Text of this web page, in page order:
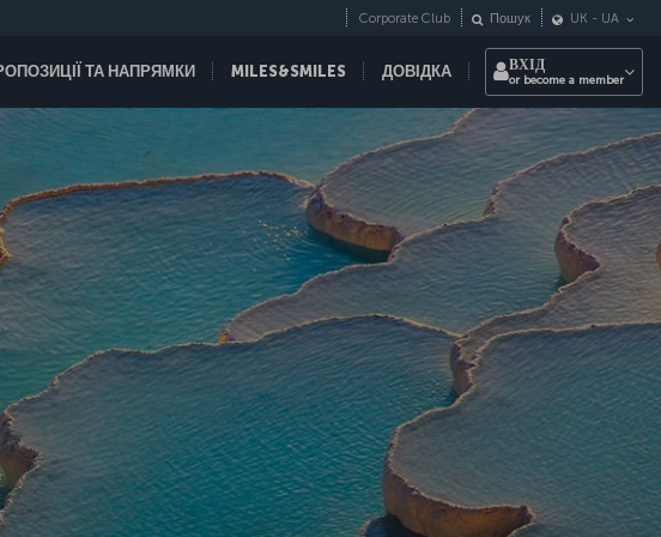
ТА НАПРЯМКИ MILES&SMILES ДОВІДКА
Corporate Club Пошук UK - UA
ВХІД
or become a member